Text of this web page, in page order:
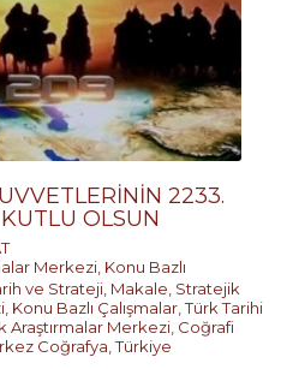
2233.
OLSUN
Merkezi Konu Bazlı
ve Strateji Makale Stratejik
Konu Bazlı Çalışmalar ,Türk Tarihi
Araştırmalar Merkezi Coğrafi
Coğrafya ,Türkiye